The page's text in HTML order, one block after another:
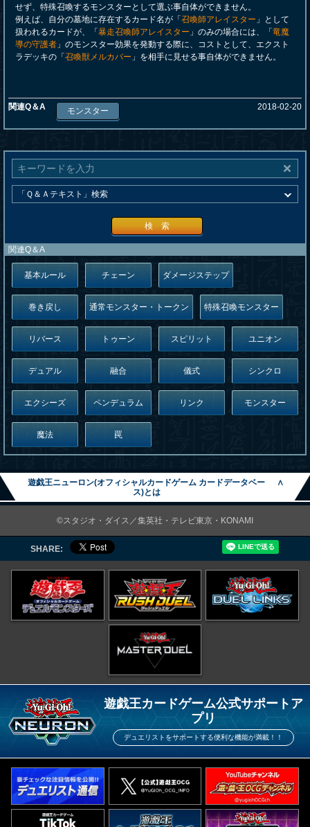
せず、特殊召喚するモンスターとして選ぶ事自体ができません。
例えば、自分の墓地に存在するカード名が「 召喚師アレイスター 」として
扱われるカードが、「 暴走召喚師アレイスター 」のみの場合には、「 竜魔
導の守護者 」のモンスター効果を発動する際に、コストとして、エクスト
ラデッキの「 召喚獣メルカバー 」を相手に見せる事自体ができません。
関連Q＆A モンスター 2018-02-20
検 索
関連Q＆A
基本ルール チェーン ダメージステップ
巻き戻し 通常モンスター・トークン 特殊召喚モンスター
リバース トゥーン スピリット ユニオン
デュアル 融合 儀式 シンクロ
エクシーズ ペンデュラム リンク モンスター
魔法 罠
遊戯王ニューロン(オフィシャルカードゲーム カードデータベー
ス)とは
∧
©スタジオ・ダイス／集英社・テレビ東京・KONAMI
SHARE:
遊戯王カードゲーム公式サポートア
プリ
デュエリストをサポートする便利な機能が満載！！